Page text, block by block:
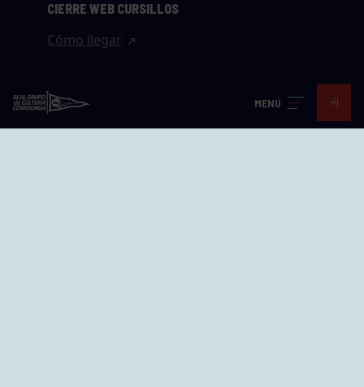
MENÚ
CIERRE WEB CURSILLOS
Cómo llegar
Avd. Jesús Revuelta, 2 33204
Gijón - Asturias